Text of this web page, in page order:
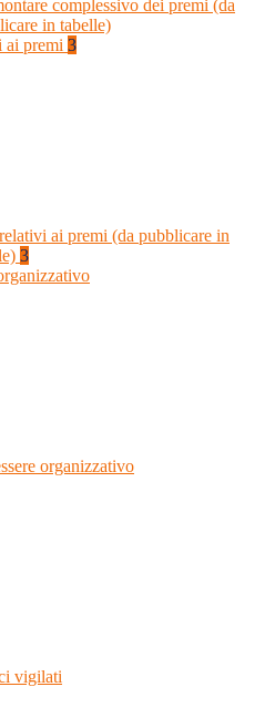
complessivo dei premi (da
in tabelle)
ai premi 3
ai premi (da pubblicare in
3
organizzativo
vigilati